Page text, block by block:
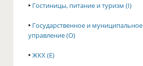
‣ Гостиницы, питание и туризм (I)
‣ Государственное и муниципальное
управление (O)
‣ЖКХ (E)